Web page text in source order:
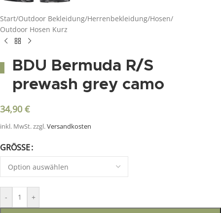
Start/Outdoor Bekleidung/Herrenbekleidung/Hosen/
Outdoor Hosen Kurz
BDU Bermuda R/S
prewash grey camo
34,90 €
inkl. MwSt.zzgl.Versandkosten
GRÖSSE
- +